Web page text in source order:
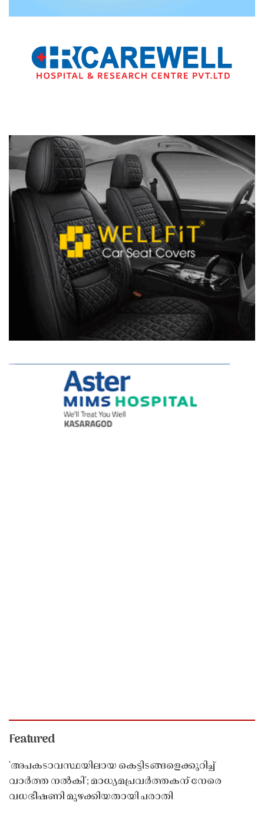
Featured
'അപകടാവസ്ഥയിലായ കെട്ടിടങ്ങളെക്കുറിച്ച്
വാർത്ത നൽകി'; മാധ്യമപ്രവർത്തകന് നേരെ
വധഭീഷണി മുഴക്കിയതായി പരാതി